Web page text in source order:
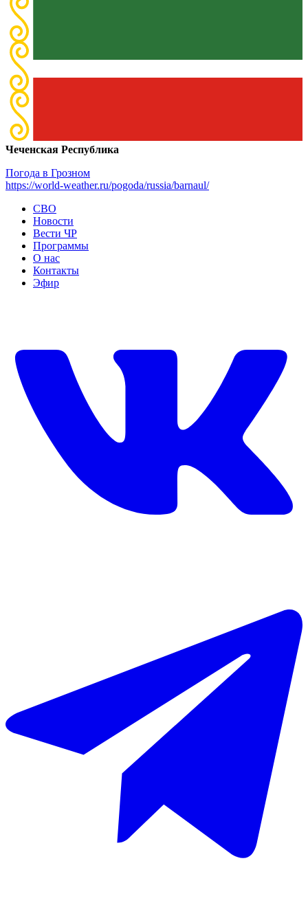
Чеченская Республика
Погода в Грозном
https://world-weather.ru/pogoda/russia/barnaul/
СВО
Новости
Вести ЧР
Программы
О нас
Контакты
Эфир